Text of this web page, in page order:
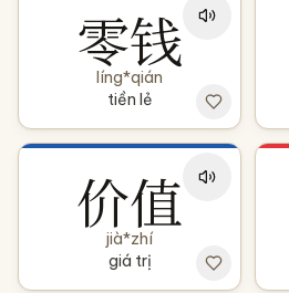
零钱
líng*qián
tiền lẻ
价值
jià*zhí
giá trị